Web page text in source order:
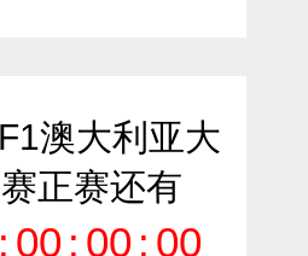
澳大利亚大
正赛还有
: 00 : 00 : 00